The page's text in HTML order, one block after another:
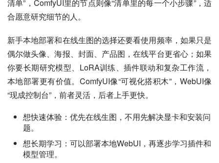
清单”，ComfyUI里的节点则像“清单里的每一个小步骤”，适
合愿意研究细节的人。
新手本地部署和在线生图的选择还要看使用频率，如果只是
偶尔做头像、海报、封面、产品图，在线平台更省心；如果
你要长期研究模型、LoRA训练、插件联动和复杂工作流，
本地部署更有价值。ComfyUI像“可视化搭积木”，WebUI像
“现成控制台”，前者灵活，后者上手更快。
想快速体验：优先在线生图，不用先解决显卡和安装问
题。
想长期学习：可以部署本地WebUI，再逐步学习插件和
模型管理。